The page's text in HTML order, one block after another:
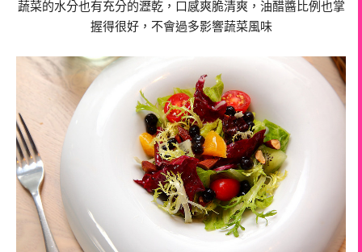
蔬菜的水分也有充分的瀝乾，口感爽脆清爽，油醋醬比例也掌
握得很好，不會過多影響蔬菜風味